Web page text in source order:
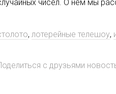
чисел. О нем мы
, лотерейные телешоу,
с друзьями